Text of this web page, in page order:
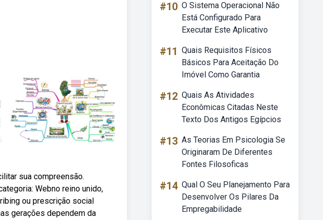
sua compreensão.
Webno reino unido,
ou prescrição social
gerações dependem da
#10 O Sistema Operacional Não
Está Configurado Para
Executar Este Aplicativo
#11 Quais Requisitos Físicos
Básicos Para Aceitação Do
Imóvel Como Garantia
#12 Quais As Atividades
Econômicas Citadas Neste
Texto Dos Antigos Egípcios
#13 As Teorias Em Psicologia Se
Originaram De Diferentes
Fontes Filosoficas
#14 Qual O Seu Planejamento Para
Desenvolver Os Pilares Da
Empregabilidade